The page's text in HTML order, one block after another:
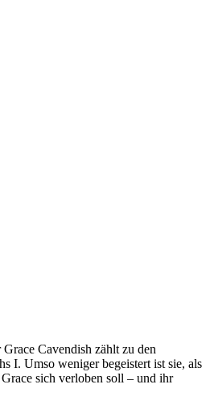
Cavendish zählt zu den
I. Umso weniger begeistert ist sie, als
sich verloben soll – und ihr